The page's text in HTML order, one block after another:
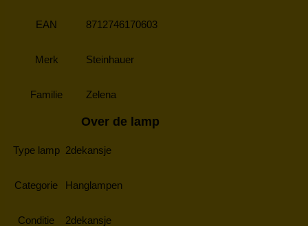
EAN 8712746170603
Merk Steinhauer
Familie Zelena
Over de lamp
Type lamp 2dekansje
Categorie Hanglampen
Conditie 2dekansje